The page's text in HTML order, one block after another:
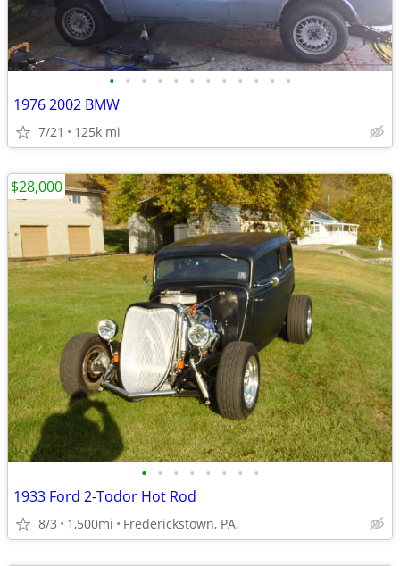
• • • • • • • • • • • •
1976 2002 BMW
7/21 125k mi
• • • • • • • •
1933 Ford 2-Todor Hot Rod
8/3 1,500mi Frederickstown, PA.
$28,000